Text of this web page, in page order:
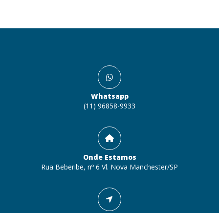
Whatsapp
(11) 96858-9933
Onde Estamos
Rua Beberibe, nº 6 Vl. Nova Manchester/SP